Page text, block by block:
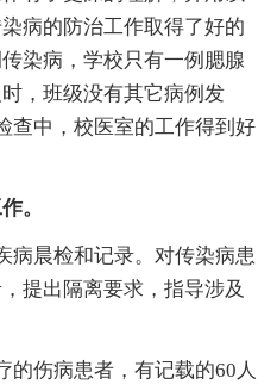
病的防治工作取得了好的
染病，学校只有一例腮腺
，班级没有其它病例发
查中，校医室的工作得到好
。
晨检和记录。对传染病患
提出隔离要求，指导涉及
伤病患者，有记载的60人